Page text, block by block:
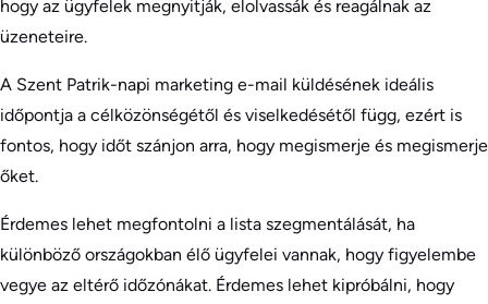
hogy az ügyfelek megnyitják, elolvassák és reagálnak az
üzeneteire.
A Szent Patrik-napi marketing e-mail küldésének ideális
időpontja a célközönségétől és viselkedésétől függ, ezért is
fontos, hogy időt szánjon arra, hogy megismerje és megismerje
őket.
Érdemes lehet megfontolni a lista szegmentálását, ha
különböző országokban élő ügyfelei vannak, hogy figyelembe
vegye az eltérő időzónákat. Érdemes lehet kipróbálni, hogy